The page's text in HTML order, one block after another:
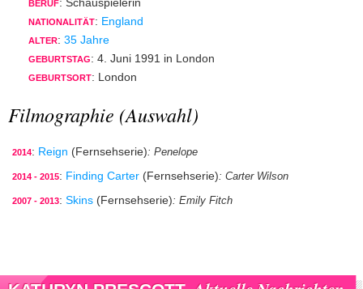
BERUF: Schauspielerin
NATIONALITÄT: England
ALTER: 35 Jahre
GEBURTSTAG: 4. Juni 1991 in London
GEBURTSORT: London
Filmographie (Auswahl)
2014: Reign (Fernsehserie): Penelope
2014 - 2015: Finding Carter (Fernsehserie): Carter Wilson
2007 - 2013: Skins (Fernsehserie): Emily Fitch